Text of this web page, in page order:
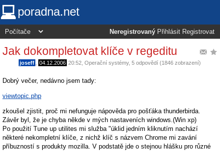
poradna.net
Neregistrovaný Přihlásit Registrovat
Jak dokompletovat klíče v regeditu
joseff 04.12.2006 20:52 Operační systémy, 5 odpovědí (1846 zobrazení)
Dobrý večer, nedávno jsem tady:
viewtopic.php
zkoušel zjistit, proč mi nefunguje nápověda pro pošťáka thunderbirda.
Závěr byl, že je chyba někde v mých nastaveních windows.(Win xp)
Po použití Tune up utilites mi služba "úklid jedním kliknutím nachází
některé nekompletní klíče, z nichž klíč s názvem Chrome mi zavání
příbuzností s produkty mozilla. V podstatě jde o stejnou hlášku pro různé